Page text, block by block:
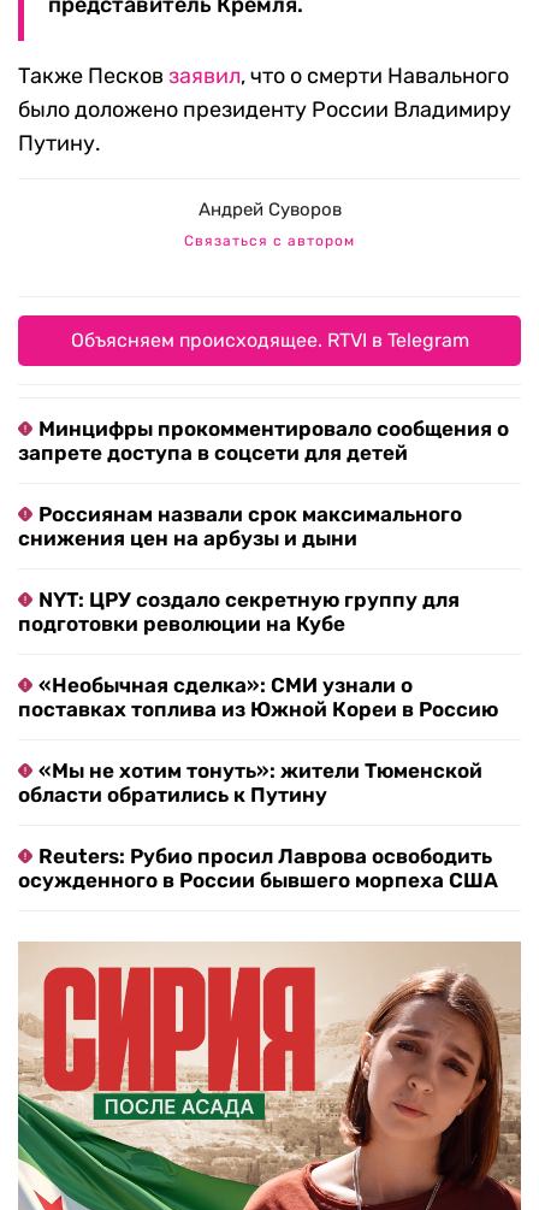
Также Песков заявил, что о смерти Навального
было доложено президенту России Владимиру
Путину.
Андрей Суворов
Связаться с автором
Объясняем происходящее. RTVI в Telegram
Минцифры прокомментировало сообщения о
запрете доступа в соцсети для детей
Россиянам назвали срок максимального
снижения цен на арбузы и дыни
NYT: ЦРУ создало секретную группу для
подготовки революции на Кубе
«Необычная сделка»: СМИ узнали о
поставках топлива из Южной Кореи в Россию
«Мы не хотим тонуть»: жители Тюменской
области обратились к Путину
Reuters: Рубио просил Лаврова освободить
осужденного в России бывшего морпеха США